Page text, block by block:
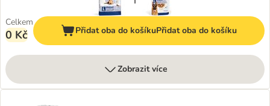
Celkem
0 Kč Přidat oba do košíkuPřidat oba do košíku
Zobrazit více